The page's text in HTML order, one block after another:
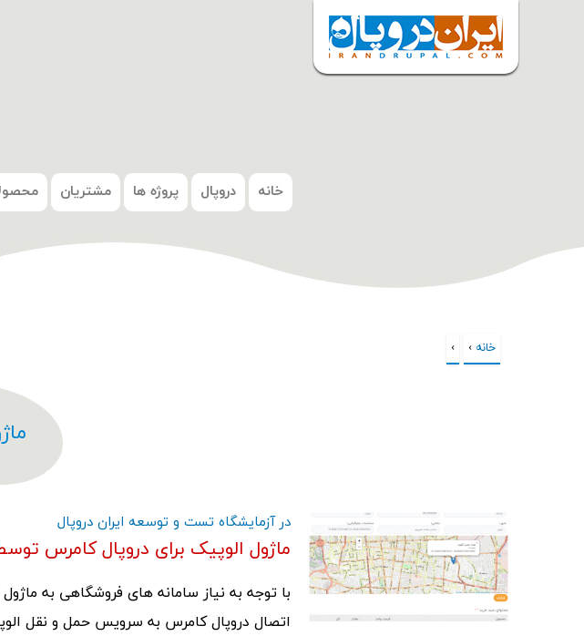
خانه دروپال پروژه ها مشتریان
شما اینجا هستید
خانه ›
›
در آزمایشگاه تست و توسعه ایران دروپال
ماژول الوپیک برای دروپال کامرس
با توجه به نیاز سامانه های فروشگاهی به
اتصال دروپال کامرس به سرویس حمل و نقل